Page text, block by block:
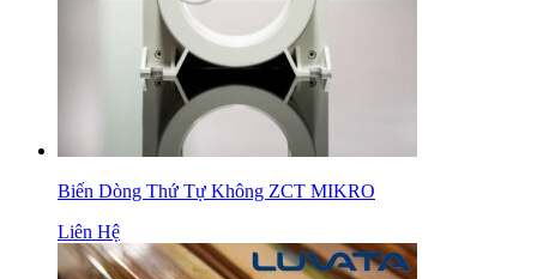
Biến Dòng Thứ Tự Không ZCT MIKRO
Liên Hệ